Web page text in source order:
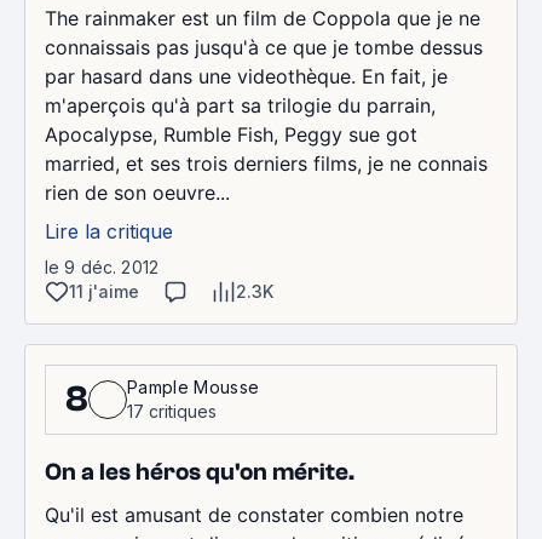
The rainmaker est un film de Coppola que je ne
connaissais pas jusqu'à ce que je tombe dessus
par hasard dans une videothèque. En fait, je
m'aperçois qu'à part sa trilogie du parrain,
Apocalypse, Rumble Fish, Peggy sue got
married, et ses trois derniers films, je ne connais
rien de son oeuvre...
Lire la critique
le 9 déc. 2012
11 j'aime
2.3K
8
Pample Mousse
17 critiques
On a les héros qu'on mérite.
Qu'il est amusant de constater combien notre